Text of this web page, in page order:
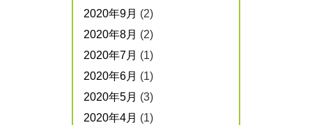
2020年9月 (2)
2020年8月 (2)
2020年7月 (1)
2020年6月 (1)
2020年5月 (3)
2020年4月 (1)